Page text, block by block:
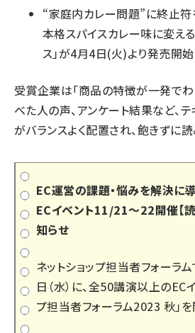
“家庭内カレー問題”に終止符
本格スパイスカレー味に変え
ス」が4月4日(火)より発売開始
受賞企業は「商品の特徴が一発で
べた人の声、アンケート結果など、
がバランスよく配置され、飽きずに読
EC運営の課題・悩みを解決に
ECイベント11/21～22開催【
知らせ
ネットショップ担当者フォーラ
日（水）に、全50講演以上のEC
プ担当者フォーラム2023 秋」